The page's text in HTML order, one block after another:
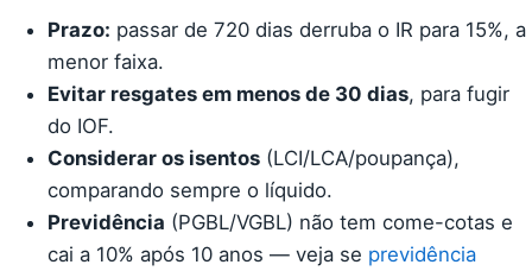
Prazo: passar de 720 dias derruba o IR para 15%, a
menor faixa.
Evitar resgates em menos de 30 dias, para fugir
do IOF.
Considerar os isentos (LCI/LCA/poupança),
comparando sempre o líquido.
Previdência (PGBL/VGBL) não tem come-cotas e
cai a 10% após 10 anos — veja se previdência